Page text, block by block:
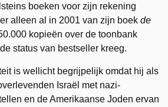
boeken voor zijn rekening
alleen al in 2001 van zijn boekde
kopieën over de toonbank
status van bestseller kreeg.
is wellicht begrijpelijk omdat hij als
Israël met nazi-
en de Amerikaanse Joden ervan